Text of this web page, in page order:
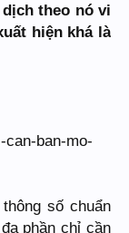
theo nó vi
hiện khá là
số chuẩn
phần chỉ cần